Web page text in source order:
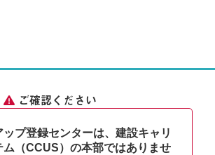
ご確認ください
プ登録センターは、建設キャリ
ム（CCUS）の本部ではありませ